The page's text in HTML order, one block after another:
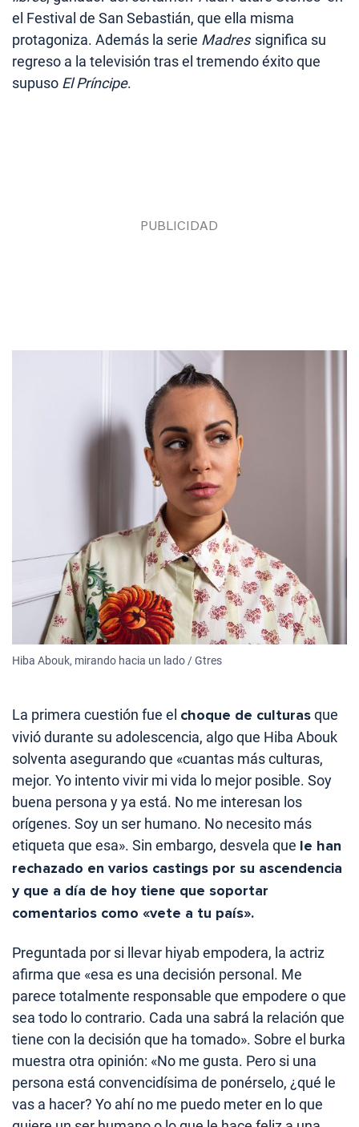
el Festival de San Sebastián, que ella misma
protagoniza. Además la serie Madres significa su
regreso a la televisión tras el tremendo éxito que
supuso El Príncipe.
Hiba Abouk, mirando hacia un lado / Gtres
La primera cuestión fue el choque de culturasque
vivió durante su adolescencia, algo que Hiba Abouk
solventa asegurando que «cuantas más culturas,
mejor. Yo intento vivir mi vida lo mejor posible. Soy
buena persona y ya está. No me interesan los
orígenes. Soy un ser humano. No necesito más
etiqueta que esa». Sin embargo, desvela que le han
rechazado en varios castings por su ascendencia
y que a día de hoy tiene que soportar
comentarios como «vete a tu país».
Preguntada por si llevar hiyab empodera, la actriz
afirma que «esa es una decisión personal. Me
parece totalmente responsable que empodere o que
sea todo lo contrario. Cada una sabrá la relación que
tiene con la decisión que ha tomado». Sobre el burka
muestra otra opinión: «No me gusta. Pero si una
persona está convencidísima de ponérselo, ¿qué le
vas a hacer? Yo ahí no me puedo meter en lo que